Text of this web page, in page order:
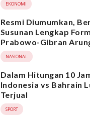
EKONOMI
Resmi Diumumkan,
Susunan Lengkap
Prabowo-Gibran
2024, Ada Ridwan
Suami Yenny Wahid
NASIONAL
Dalam Hitungan 10
Indonesia vs Bahrain
Terjual
SPORT